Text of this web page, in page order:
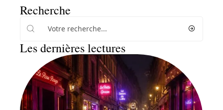
Recherche
Les dernières lectures